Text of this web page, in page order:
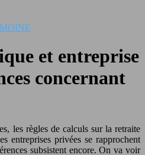
et entreprise
concernant
entreprises privées se rapprochent
subsistent encore. On va voir